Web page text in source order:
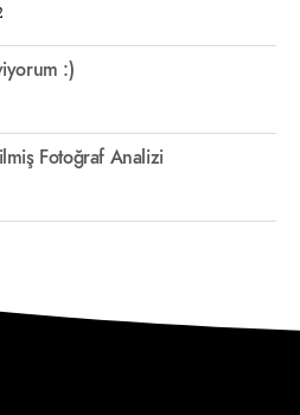
:)
Fotoğraf Analizi